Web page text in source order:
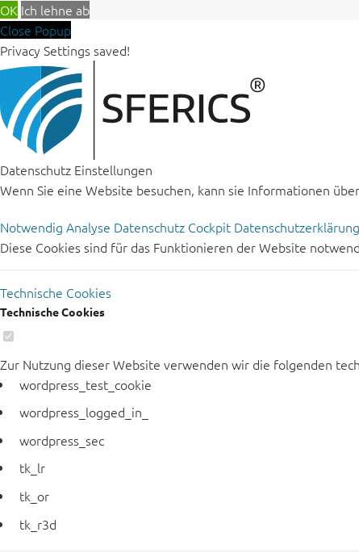
OK Ich lehne ab
Close Popup
Privacy Settings saved!
Datenschutz Einstellungen
Wenn Sie eine Website besuchen, kann sie Informationen
Notwendig Analyse Datenschutz Cockpit Datenschutzerklärung
Diese Cookies sind für das Funktionieren der Website
Technische Cookies
Technische Cookies
Zur Nutzung dieser Website verwenden wir die folgenden
wordpress_test_cookie
wordpress_logged_in_
wordpress_sec
tk_lr
tk_or
tk_r3d